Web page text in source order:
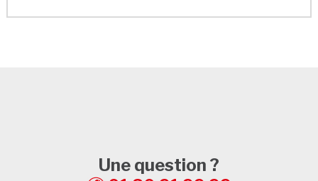
Une question ?